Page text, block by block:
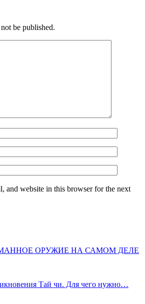
be published.
and website in this browser for the next
ОРУЖИЕ НА САМОМ ДЕЛЕ
Тай чи. Для чего нужно…